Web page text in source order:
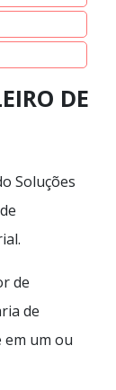
DE
Soluções
de
de
um ou